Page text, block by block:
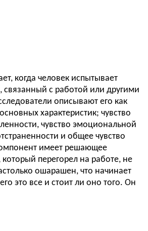
когда человек испытывает
связанный с работой или другими
описывают его как
характеристик; чувство
чувство эмоциональной
и общее чувство
имеет решающее
перегорел на работе, не
ошарашен, что начинает
это все и стоит ли оно того. Он